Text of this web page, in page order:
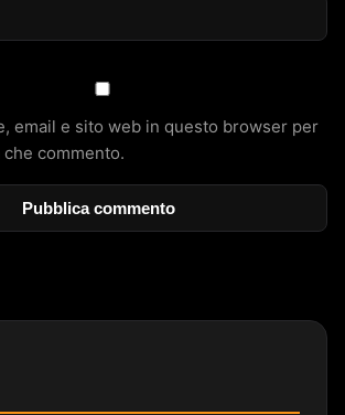
email e sito web in questo browser per
commento.